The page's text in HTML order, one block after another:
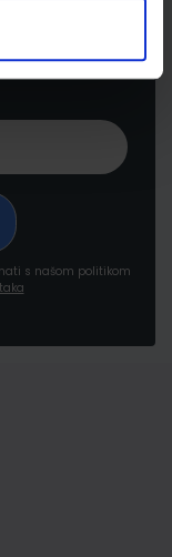
o novim
i drugim
s našom politikom